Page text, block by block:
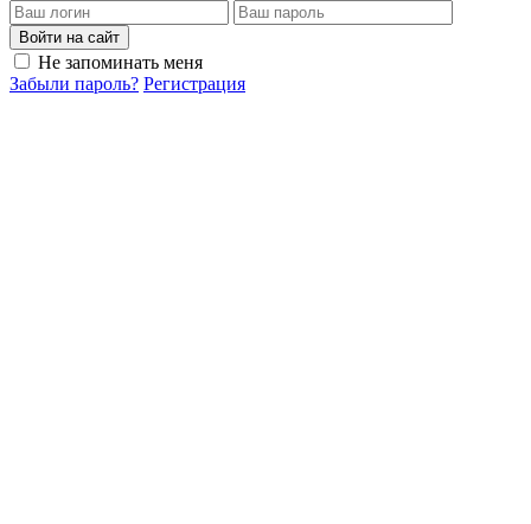
Войти на сайт
Не запоминать меня
Забыли пароль? Регистрация